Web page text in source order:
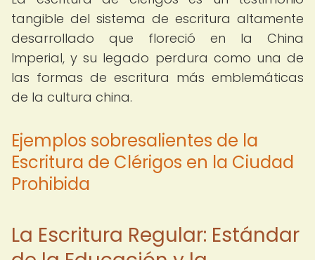
tangible del sistema de escritura altamente
desarrollado que floreció en la China
Imperial, y su legado perdura como una de
las formas de escritura más emblemáticas
de la cultura china.
Ejemplos sobresalientes de la
Escritura de Clérigos en la Ciudad
Prohibida
La Escritura Regular: Estándar